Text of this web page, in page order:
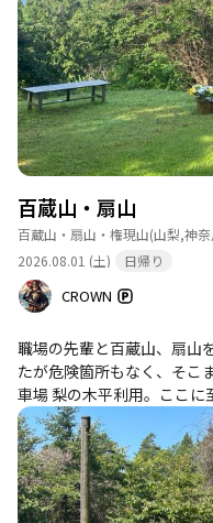
百蔵山・扇山
百蔵山・扇山・権現山(山梨,神
2026.08.01 (土)
日帰り
CROWN
職場の先輩と百蔵山、扇山
たが危険箇所もなく、そこ
車場 梨の木平利用。ここ
分でした😅 狭い、草や枝飛び
車場や百蔵山の登山口付近
イレはボットンであまり綺
トイレは、カフェのトイレ
がたいです。